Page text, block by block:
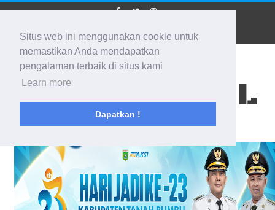
Situs web ini menggunakan cookie untuk
memastikan Anda mendapatkan
pengalaman terbaik di situs kami
Learn more
Dapatkan !
BIDIK KALSEL
Membidik Ke Segala Arah